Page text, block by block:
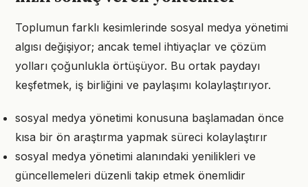
Toplumun farklı kesimlerinde sosyal medya yönetimi
algısı değişiyor; ancak temel ihtiyaçlar ve çözüm
yolları çoğunlukla örtüşüyor. Bu ortak paydayı
keşfetmek, iş birliğini ve paylaşımı kolaylaştırıyor.
sosyal medya yönetimi konusuna başlamadan önce
kısa bir ön araştırma yapmak süreci kolaylaştırır
sosyal medya yönetimi alanındaki yenilikleri ve
güncellemeleri düzenli takip etmek önemlidir